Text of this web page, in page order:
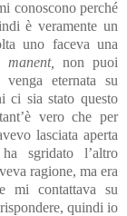
conoscono perché
è veramente un
uno faceva una
non puoi
eternata su
ci sia stato questo
vero che per
lasciata aperta
sgridato l’altro
ragione, ma era
mi contattava su
quindi io